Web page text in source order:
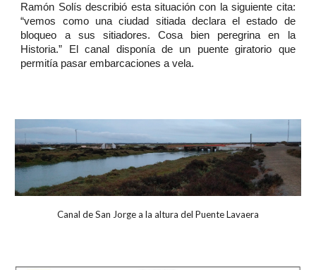
Ramón Solís describió esta situación con la siguiente cita:
“vemos como una ciudad sitiada declara el estado de
bloqueo a sus sitiadores. Cosa bien peregrina en la
Historia.” El canal disponía de un puente giratorio que
permitía pasar embarcaciones a vela.
Canal de San Jorge a la altura del Puente Lavaera